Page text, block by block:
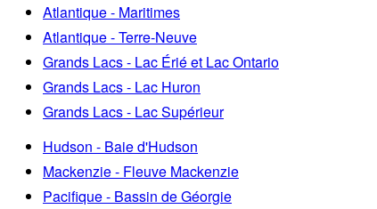
Atlantique - Maritimes
Atlantique - Terre-Neuve
Grands Lacs - Lac Érié et Lac Ontario
Grands Lacs - Lac Huron
Grands Lacs - Lac Supérieur
Hudson - Baie d'Hudson
Mackenzie - Fleuve Mackenzie
Pacifique - Bassin de Géorgie